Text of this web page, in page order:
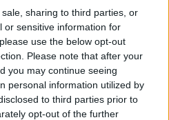
sharing to third parties, or
or sensitive information for
use the below opt-out
Please note that after your
you may continue seeing
personal information utilized by
to third parties prior to
opt-out of the further
Nyrt.